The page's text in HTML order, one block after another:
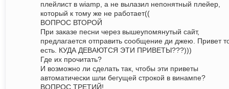
плейлист в wiamp, а не вылазил непонятный плейер,
который к тому же не работает((
ВОПРОС ВТОРОЙ
При заказе песни через вышеупомянутый сайт,
предлагается отправить сообщение ди джею. Привет
есть. КУДА ДЕВАЮТСЯ ЭТИ ПРИВЕТЫ???)))
Где их прочитать?
И возможно ли сделать так, чтобы эти приветы
автоматически шли бегущей строкой в винампе?
ВОПРОС ТРЕТИЙ!